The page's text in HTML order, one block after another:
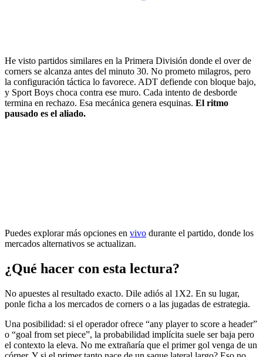
He visto partidos similares en la Primera División donde el over de
corners se alcanza antes del minuto 30. No prometo milagros, pero
la configuración táctica lo favorece. ADT defiende con bloque bajo,
y Sport Boys choca contra ese muro. Cada intento de desborde
termina en rechazo. Esa mecánica genera esquinas. El ritmo
pausado es el aliado.
Puedes explorar más opciones en vivo durante el partido, donde los
mercados alternativos se actualizan.
¿Qué hacer con esta lectura?
No apuestes al resultado exacto. Dile adiós al 1X2. En su lugar,
ponle ficha a los mercados de corners o a las jugadas de estrategia.
Una posibilidad: si el operador ofrece “any player to score a header”
o “goal from set piece”, la probabilidad implícita suele ser baja pero
el contexto la eleva. No me extrañaría que el primer gol venga de un